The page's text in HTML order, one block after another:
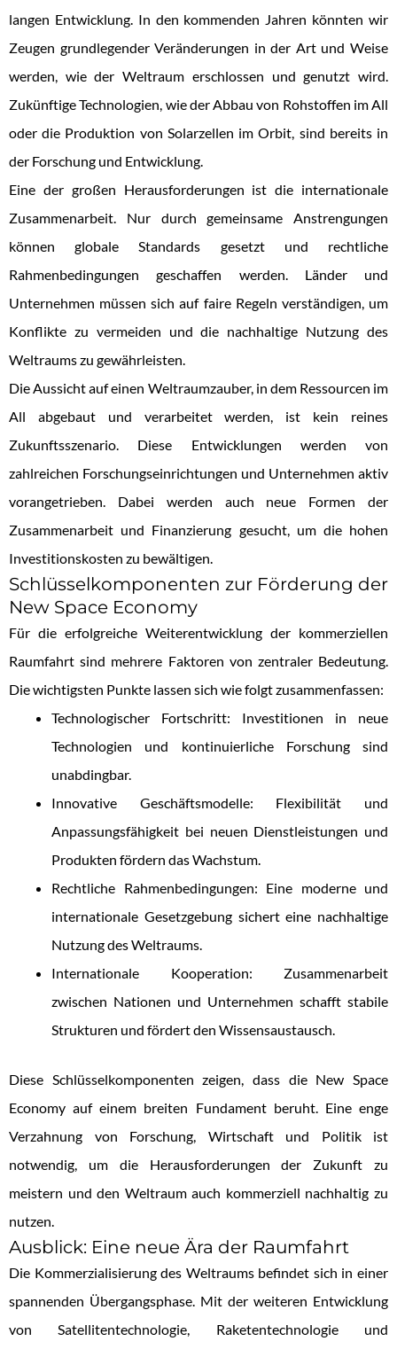
langen Entwicklung. In den kommenden Jahren könnten wir
Zeugen grundlegender Veränderungen in der Art und Weise
werden, wie der Weltraum erschlossen und genutzt wird.
Zukünftige Technologien, wie der Abbau von Rohstoffen im All
oder die Produktion von Solarzellen im Orbit, sind bereits in
der Forschung und Entwicklung.
Eine der großen Herausforderungen ist die internationale
Zusammenarbeit. Nur durch gemeinsame Anstrengungen
können globale Standards gesetzt und rechtliche
Rahmenbedingungen geschaffen werden. Länder und
Unternehmen müssen sich auf faire Regeln verständigen, um
Konflikte zu vermeiden und die nachhaltige Nutzung des
Weltraums zu gewährleisten.
Die Aussicht auf einen Weltraumzauber, in dem Ressourcen im
All abgebaut und verarbeitet werden, ist kein reines
Zukunftsszenario. Diese Entwicklungen werden von
zahlreichen Forschungseinrichtungen und Unternehmen aktiv
vorangetrieben. Dabei werden auch neue Formen der
Zusammenarbeit und Finanzierung gesucht, um die hohen
Investitionskosten zu bewältigen.
Schlüsselkomponenten zur Förderung der
New Space Economy
Für die erfolgreiche Weiterentwicklung der kommerziellen
Raumfahrt sind mehrere Faktoren von zentraler Bedeutung.
Die wichtigsten Punkte lassen sich wie folgt zusammenfassen:
Technologischer Fortschritt: Investitionen in neue
Technologien und kontinuierliche Forschung sind
unabdingbar.
Innovative Geschäftsmodelle: Flexibilität und
Anpassungsfähigkeit bei neuen Dienstleistungen und
Produkten fördern das Wachstum.
Rechtliche Rahmenbedingungen: Eine moderne und
internationale Gesetzgebung sichert eine nachhaltige
Nutzung des Weltraums.
Internationale Kooperation: Zusammenarbeit
zwischen Nationen und Unternehmen schafft stabile
Strukturen und fördert den Wissensaustausch.
Diese Schlüsselkomponenten zeigen, dass die New Space
Economy auf einem breiten Fundament beruht. Eine enge
Verzahnung von Forschung, Wirtschaft und Politik ist
notwendig, um die Herausforderungen der Zukunft zu
meistern und den Weltraum auch kommerziell nachhaltig zu
nutzen.
Ausblick: Eine neue Ära der Raumfahrt
Die Kommerzialisierung des Weltraums befindet sich in einer
spannenden Übergangsphase. Mit der weiteren Entwicklung
von Satellitentechnologie, Raketentechnologie und